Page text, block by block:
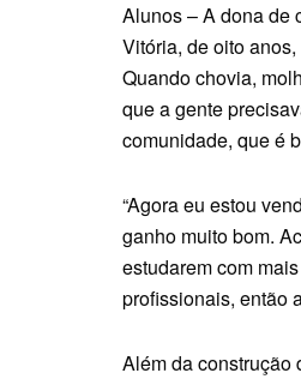
Alunos – A dona de
Vitória, de oito
Quando chovia,
que a gente
comunidade, que é
“Agora eu estou
ganho muito bom.
estudarem com
profissionais, então
Além da construção